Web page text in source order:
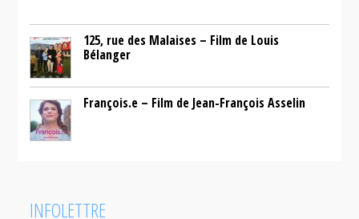
125, rue des Malaises – Film de Louis
Bélanger
François.e – Film de Jean-François Asselin
INFOLETTRE